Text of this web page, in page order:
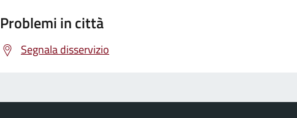
Problemi in città
Segnala disservizio